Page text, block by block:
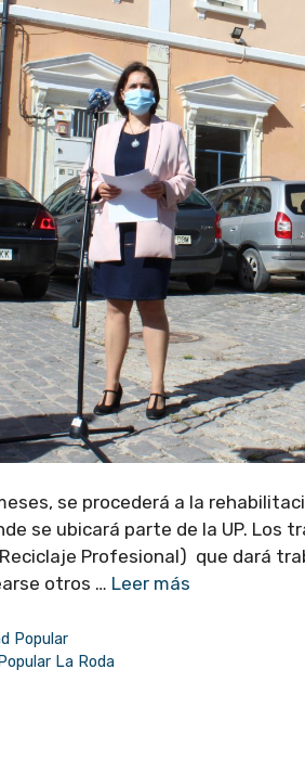
se procederá a la
se ubicará parte de la UP. Los
Reciclaje Profesional) que dará
otros … Leer más
Popular
La Roda